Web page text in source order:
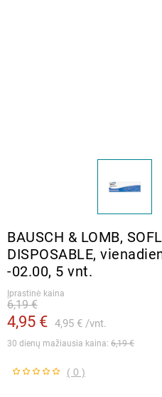
BAUSCH & LOMB,
DISPOSABLE,
-02.00, 5 vnt.
Įprastinė kaina
4,95 € 4,95 € vnt.
6,19 €
30 dienų mažiausia kaina: 6,19 €
( 0 )